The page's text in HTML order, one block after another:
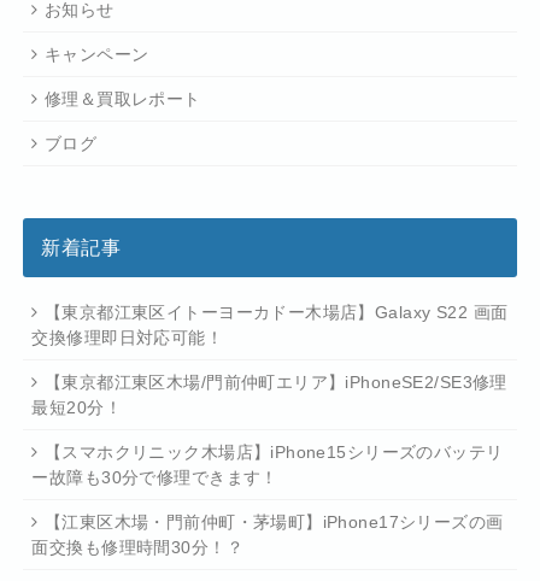
お知らせ
キャンペーン
修理＆買取レポート
ブログ
新着記事
【東京都江東区イトーヨーカドー木場店】Galaxy S22 画面
交換修理即日対応可能！
【東京都江東区木場/門前仲町エリア】iPhoneSE2/SE3修理
最短20分！
【スマホクリニック木場店】iPhone15シリーズのバッテリ
ー故障も30分で修理できます！
【江東区木場・門前仲町・茅場町】iPhone17シリーズの画
面交換も修理時間30分！？